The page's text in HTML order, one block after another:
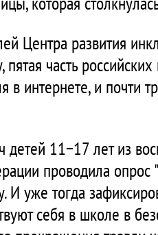
Центра развития
часть российских
в интернете, и почти
детей 11−17 лет из
проводила
уже тогда
себя в школе в